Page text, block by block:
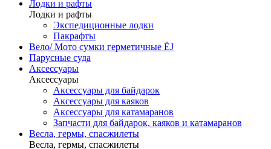
Лодки и рафты
Лодки и рафты
Экспедиционные лодки
Пакрафты
Вело/ Мото сумки герметичные ЁJ
Парусные суда
Аксессуары
Аксессуары
Аксессуары для байдарок
Аксессуары для каяков
Аксессуары для катамаранов
Запчасти для байдарок, каяков и катамаранов
Весла, гермы, спасжилеты
Весла, гермы, спасжилеты